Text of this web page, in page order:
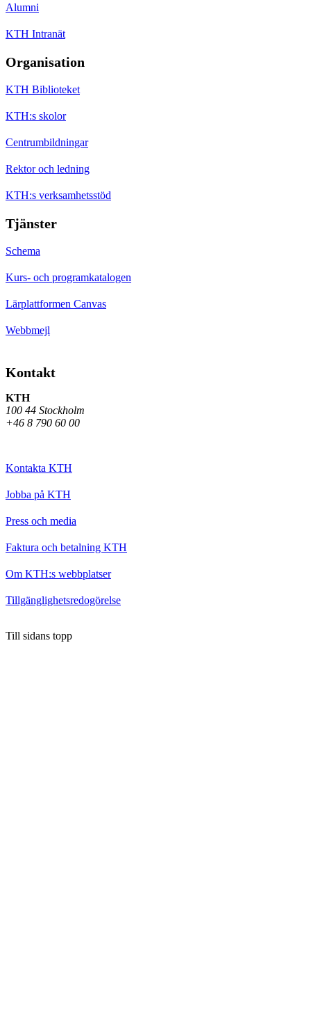
Alumni
KTH Intranät
Organisation
KTH Biblioteket
KTH:s skolor
Centrumbildningar
Rektor och ledning
KTH:s verksamhetsstöd
Tjänster
Schema
Kurs- och programkatalogen
Lärplattformen Canvas
Webbmejl
Kontakt
KTH
100 44 Stockholm
+46 8 790 60 00
Kontakta KTH
Jobba på KTH
Press och media
Faktura och betalning KTH
Om KTH:s webbplatser
Tillgänglighetsredogörelse
Till sidans topp